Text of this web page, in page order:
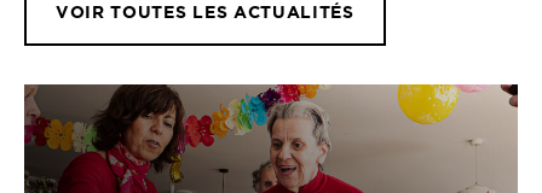
VOIR TOUTES LES ACTUALITÉS